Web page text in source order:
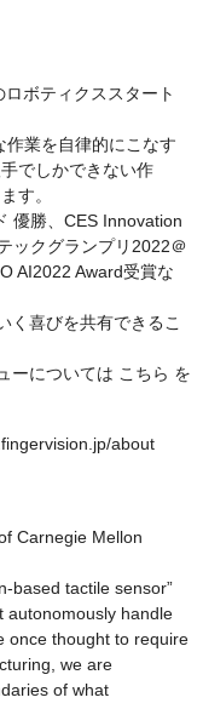
ボティクススタート
作業を自律的にこなす
でしかできない作
す。
優勝、CES Innovation
ックグランプリ2022＠
AI2022 Award受賞な
く喜びを共有できるこ
ーについては こちら を
about
Carnegie Mellon
based tactile sensor”
autonomously handle
once thought to require
we are
of what